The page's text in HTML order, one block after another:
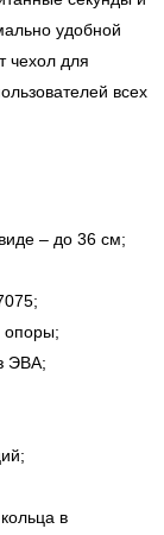
удобной
чехол для
всех
– до 36 см;
опоры;
ЭВА;
в